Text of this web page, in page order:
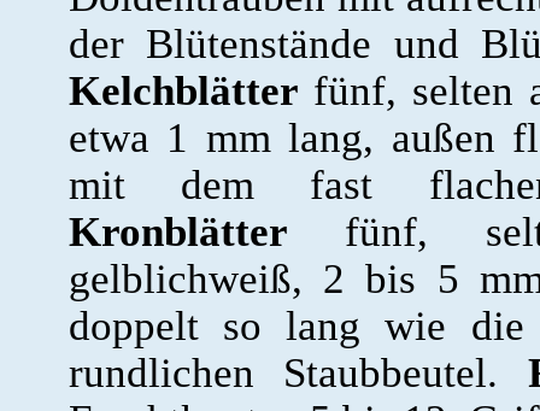
der Blütenstände und
Kelchblätter fünf, selten
etwa 1 mm lang, außen
mit dem fast flachen
Kronblätter fünf,
gelblichweiß, 2 bis 5
doppelt so lang wie
rundlichen Staubbeutel.